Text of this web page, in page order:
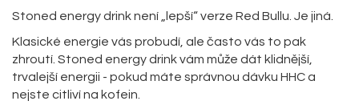
Stoned energy drink není „lepší“ verze Red Bullu. Je jiná.
Klasické energie vás probudí, ale často vás to pak
zhroutí. Stoned energy drink vám může dát klidnější,
trvalejší energii - pokud máte správnou dávku HHC a
nejste citliví na kofein.